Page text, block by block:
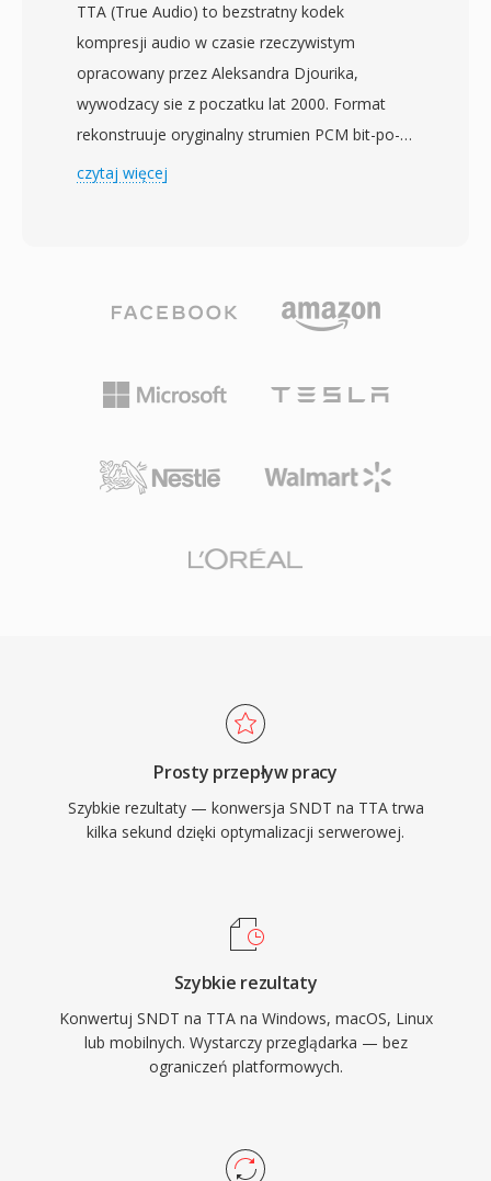
jako prosty rejestrator i odtwarzacz
przebiegow falowych, czesto dystrybuowany
jako shareware lub dolaczany do sterownikow
kart dzwiekowych. Kluczowa przewaga nad
konkurencyjnymi formatami audio DOS byl ten
samoopisujoacy naglowek, ktory eliminowal
systemow multimedialnych. Format byl tez
efektywny do dekodowania, nie wymagajac
procesorach 286 i 386 tamtych czasow. Pliki
wczesnych gier PC i prezentacji
multimedialnych, gdzie deweloperzy
ograniczonym ekosystemie sprzetowym Sound
TTA (True Audio) to bezstratny kodek
kompresji audio w czasie rzeczywistym
opracowany przez Aleksandra Djourika,
wywodzacy sie z poczatku lat 2000. Format
rekonstruuje oryginalny strumien PCM bit-po-
bicie przy dekodowaniu, gwarantujac, ze zaden
bitowych probek calkowitych, co czyni go
sluchania, jak i profesjonalnej archiwizacji.
Szybkosc przetwarzania jest jednym z
szybkie kodowanie i dekodowanie bez duzych
obsluguje tagi metadanych ID3v1, ID3v2 i
nad niektorymi konkurencyjnymi formatami
bezstratnymi. Otwartorodlowa implementacja
referencyjna jest dostepna na licencji GNU
GPL, zachecajac do adopcji przez spolecznosc
i integracji z narzedziami zewnetrznymi. Choc
sluzy uzytkownikom cenioacym jego prostote i
czytaj więcej
Prosty przepływ pracy
Szybkie rezultaty — konwersja SNDT na TTA trwa
kilka sekund dzięki optymalizacji serwerowej.
Szybkie rezultaty
Konwertuj SNDT na TTA na Windows, macOS, Linux
lub mobilnych. Wystarczy przeglądarka — bez
ograniczeń platformowych.